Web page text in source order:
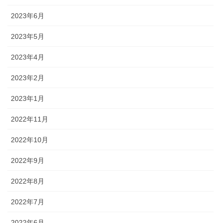
2023年6月
2023年5月
2023年4月
2023年2月
2023年1月
2022年11月
2022年10月
2022年9月
2022年8月
2022年7月